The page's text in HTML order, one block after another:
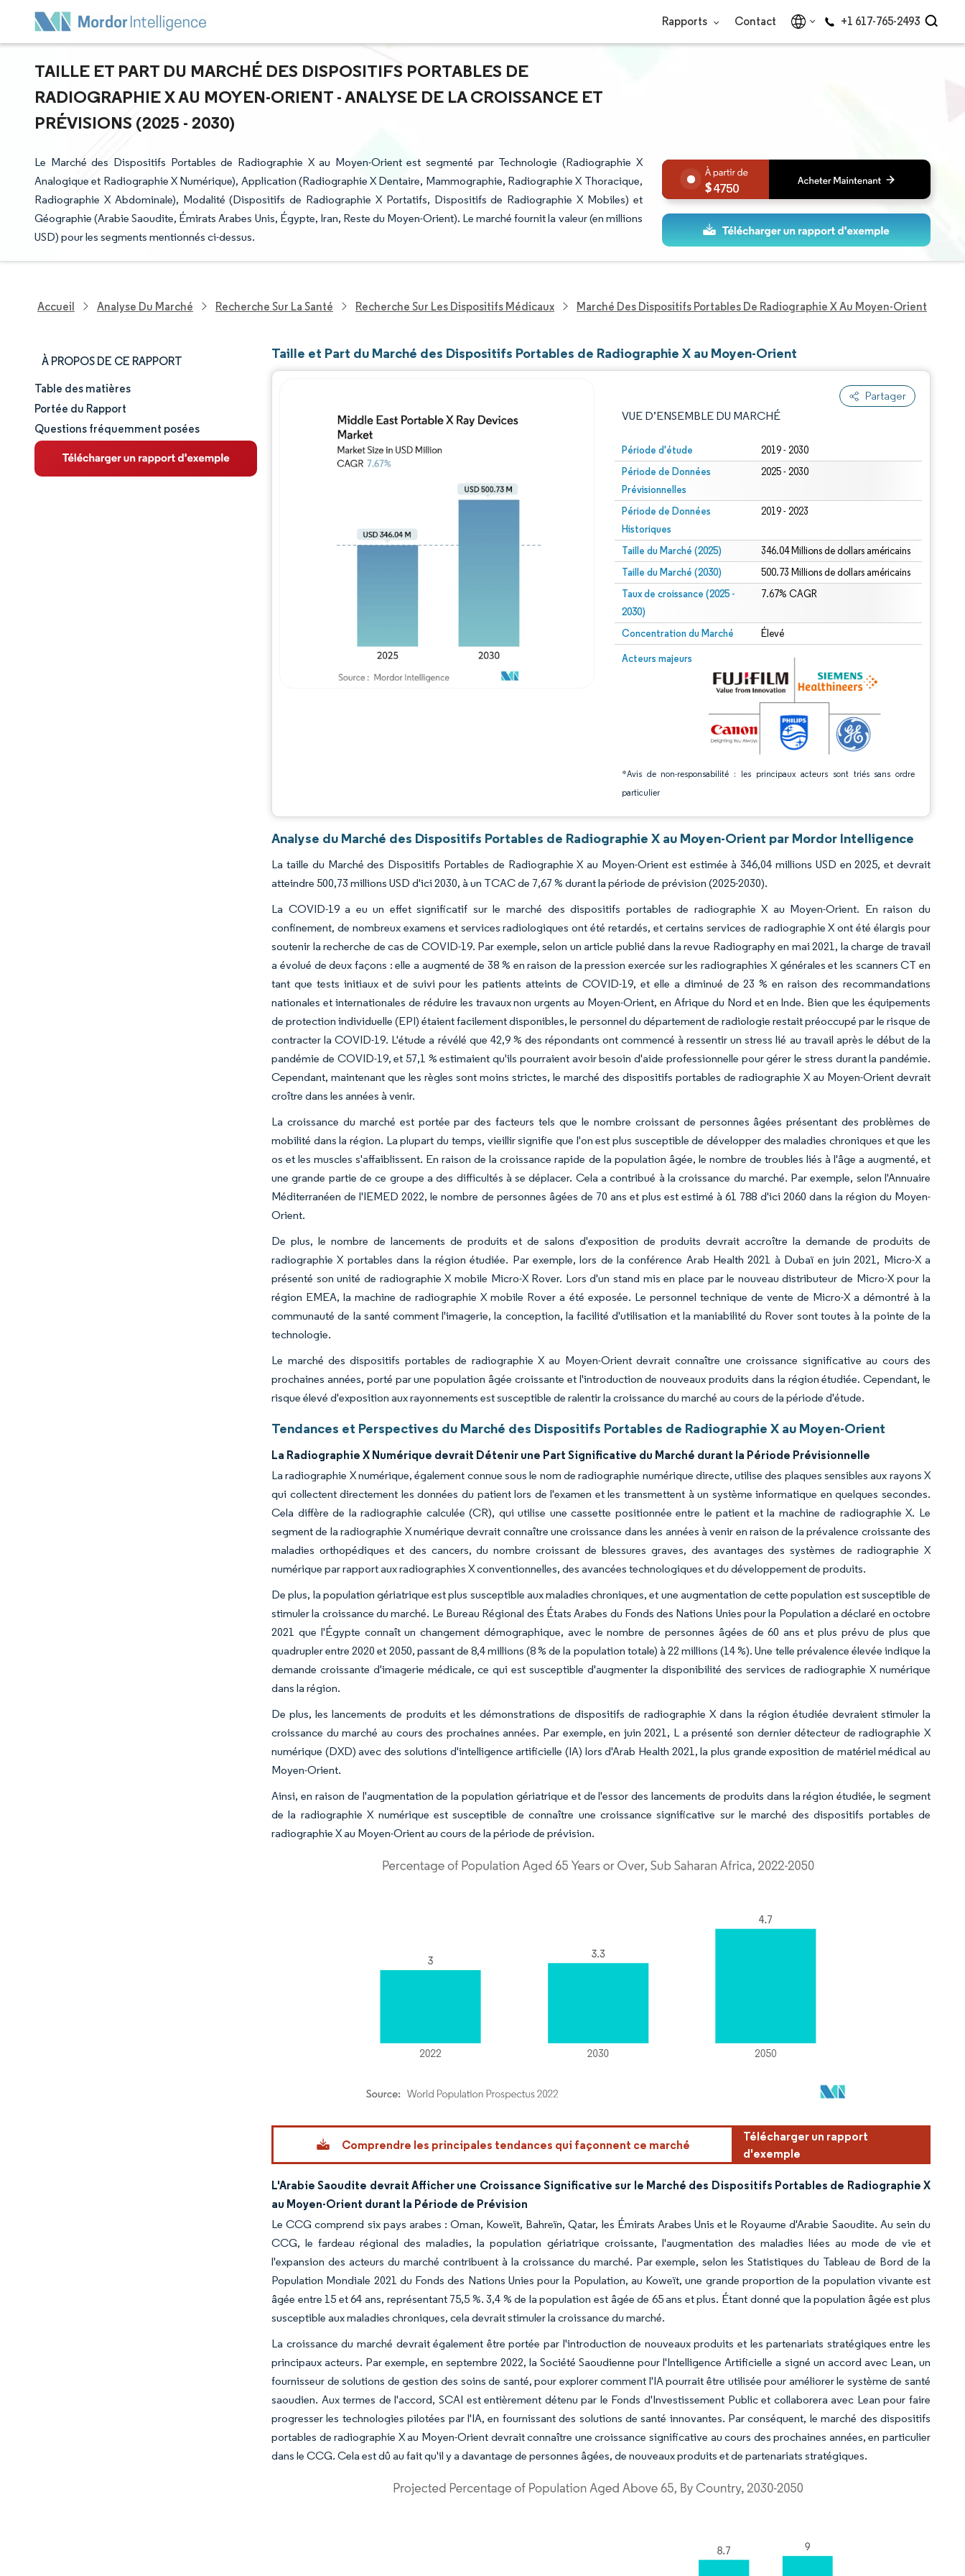
Rapports Contact +1 617-765-2493
TAILLE ET PART DU MARCHÉ DES DISPOSITIFS PORTABLES DE
RADIOGRAPHIE X AU MOYEN-ORIENT - ANALYSE DE LA CROISSANCE ET
PRÉVISIONS (2025 - 2030)
Le Marché des Dispositifs Portables de Radiographie X au Moyen-Orient est segmenté par Technologie (Radiographie X
Analogique et Radiographie X Numérique), Application (Radiographie X Dentaire, Mammographie, Radiographie X Thoracique,
Radiographie X Abdominale), Modalité (Dispositifs de Radiographie X Portatifs, Dispositifs de Radiographie X Mobiles) et
Géographie (Arabie Saoudite, Émirats Arabes Unis, Égypte, Iran, Reste du Moyen-Orient). Le marché fournit la valeur (en millions
USD) pour les segments mentionnés ci-dessus.
4750
Accueil Analyse Du Marché Recherche Sur La Santé Recherche Sur Les Dispositifs Médicaux Marché Des Dispositifs Portables De Radiographie X Au Moyen-Orient
À PROPOS DE CE RAPPORT
Taille et part de marché
Analyse du marché
Tendances et perspectives
Table des matières
Portée du Rapport
Questions fréquemment posées
Taille et Part du Marché des Dispositifs Portables de Radiographie X au Moyen-Orient
Partager
VUE D’ENSEMBLE DU MARCHÉ
Période d'étude 2019 - 2030
Période de Données
Prévisionnelles
2025 - 2030
Période de Données
Historiques
2019 - 2023
Taille du Marché (2025) 346.04 Millions de dollars américains
Taille du Marché (2030) 500.73 Millions de dollars américains
Taux de croissance (2025 -
2030)
7.67% CAGR
Concentration du Marché Élevé
Acteurs majeurs
*Avis de non-responsabilité : les principaux acteurs sont triés sans ordre
particulier
Image © Mordor Intelligence. La réutilisation nécessite une attribution sous CC BY 4.0.
Image © Mordor Intelligence. La réutilisation nécessite une attribution sous CC BY 4.0.
Analyse du Marché des Dispositifs Portables de Radiographie X au Moyen-Orient par Mordor Intelligence
La taille du Marché des Dispositifs Portables de Radiographie X au Moyen-Orient est estimée à 346,04 millions USD en 2025, et devrait
atteindre 500,73 millions USD d'ici 2030, à un TCAC de 7,67 % durant la période de prévision (2025-2030).
La COVID-19 a eu un effet significatif sur le marché des dispositifs portables de radiographie X au Moyen-Orient. En raison du
confinement, de nombreux examens et services radiologiques ont été retardés, et certains services de radiographie X ont été élargis pour
soutenir la recherche de cas de COVID-19. Par exemple, selon un article publié dans la revue Radiography en mai 2021, la charge de travail
a évolué de deux façons : elle a augmenté de 38 % en raison de la pression exercée sur les radiographies X générales et les scanners CT en
tant que tests initiaux et de suivi pour les patients atteints de COVID-19, et elle a diminué de 23 % en raison des recommandations
nationales et internationales de réduire les travaux non urgents au Moyen-Orient, en Afrique du Nord et en Inde. Bien que les équipements
de protection individuelle (EPI) étaient facilement disponibles, le personnel du département de radiologie restait préoccupé par le risque de
contracter la COVID-19. L'étude a révélé que 42,9 % des répondants ont commencé à ressentir un stress lié au travail après le début de la
pandémie de COVID-19, et 57,1 % estimaient qu'ils pourraient avoir besoin d'aide professionnelle pour gérer le stress durant la pandémie.
Cependant, maintenant que les règles sont moins strictes, le marché des dispositifs portables de radiographie X au Moyen-Orient devrait
croître dans les années à venir.
La croissance du marché est portée par des facteurs tels que le nombre croissant de personnes âgées présentant des problèmes de
mobilité dans la région. La plupart du temps, vieillir signifie que l'on est plus susceptible de développer des maladies chroniques et que les
os et les muscles s'affaiblissent. En raison de la croissance rapide de la population âgée, le nombre de troubles liés à l'âge a augmenté, et
une grande partie de ce groupe a des difficultés à se déplacer. Cela a contribué à la croissance du marché. Par exemple, selon l'Annuaire
Méditerranéen de l'IEMED 2022, le nombre de personnes âgées de 70 ans et plus est estimé à 61 788 d'ici 2060 dans la région du Moyen-
Orient.
De plus, le nombre de lancements de produits et de salons d'exposition de produits devrait accroître la demande de produits de
radiographie X portables dans la région étudiée. Par exemple, lors de la conférence Arab Health 2021 à Dubaï en juin 2021, Micro-X a
présenté son unité de radiographie X mobile Micro-X Rover. Lors d'un stand mis en place par le nouveau distributeur de Micro-X pour la
région EMEA, la machine de radiographie X mobile Rover a été exposée. Le personnel technique de vente de Micro-X a démontré à la
communauté de la santé comment l'imagerie, la conception, la facilité d'utilisation et la maniabilité du Rover sont toutes à la pointe de la
technologie.
Le marché des dispositifs portables de radiographie X au Moyen-Orient devrait connaître une croissance significative au cours des
prochaines années, porté par une population âgée croissante et l'introduction de nouveaux produits dans la région étudiée. Cependant, le
risque élevé d'exposition aux rayonnements est susceptible de ralentir la croissance du marché au cours de la période d'étude.
Tendances et Perspectives du Marché des Dispositifs Portables de Radiographie X au Moyen-Orient
La Radiographie X Numérique devrait Détenir une Part Significative du Marché durant la Période Prévisionnelle
La radiographie X numérique, également connue sous le nom de radiographie numérique directe, utilise des plaques sensibles aux rayons X
qui collectent directement les données du patient lors de l'examen et les transmettent à un système informatique en quelques secondes.
Cela diffère de la radiographie calculée (CR), qui utilise une cassette positionnée entre le patient et la machine de radiographie X. Le
segment de la radiographie X numérique devrait connaître une croissance dans les années à venir en raison de la prévalence croissante des
maladies orthopédiques et des cancers, du nombre croissant de blessures graves, des avantages des systèmes de radiographie X
numérique par rapport aux radiographies X conventionnelles, des avancées technologiques et du développement de produits.
De plus, la population gériatrique est plus susceptible aux maladies chroniques, et une augmentation de cette population est susceptible de
stimuler la croissance du marché. Le Bureau Régional des États Arabes du Fonds des Nations Unies pour la Population a déclaré en octobre
2021 que l'Égypte connaît un changement démographique, avec le nombre de personnes âgées de 60 ans et plus prévu de plus que
quadrupler entre 2020 et 2050, passant de 8,4 millions (8 % de la population totale) à 22 millions (14 %). Une telle prévalence élevée indique la
demande croissante d'imagerie médicale, ce qui est susceptible d'augmenter la disponibilité des services de radiographie X numérique
dans la région.
De plus, les lancements de produits et les démonstrations de dispositifs de radiographie X dans la région étudiée devraient stimuler la
croissance du marché au cours des prochaines années. Par exemple, en juin 2021, L a présenté son dernier détecteur de radiographie X
numérique (DXD) avec des solutions d'intelligence artificielle (IA) lors d'Arab Health 2021, la plus grande exposition de matériel médical au
Moyen-Orient.
Ainsi, en raison de l'augmentation de la population gériatrique et de l'essor des lancements de produits dans la région étudiée, le segment
de la radiographie X numérique est susceptible de connaître une croissance significative sur le marché des dispositifs portables de
radiographie X au Moyen-Orient au cours de la période de prévision.
Image © Mordor Intelligence. La réutilisation nécessite une attribution sous CC BY 4.0.
Comprendre les principales tendances qui façonnent ce marché
Télécharger un rapport
d'exemple
L'Arabie Saoudite devrait Afficher une Croissance Significative sur le Marché des Dispositifs Portables de Radiographie X
au Moyen-Orient durant la Période de Prévision
Le CCG comprend six pays arabes : Oman, Koweït, Bahreïn, Qatar, les Émirats Arabes Unis et le Royaume d'Arabie Saoudite. Au sein du
CCG, le fardeau régional des maladies, la population gériatrique croissante, l'augmentation des maladies liées au mode de vie et
l'expansion des acteurs du marché contribuent à la croissance du marché. Par exemple, selon les Statistiques du Tableau de Bord de la
Population Mondiale 2021 du Fonds des Nations Unies pour la Population, au Koweït, une grande proportion de la population vivante est
âgée entre 15 et 64 ans, représentant 75,5 %. 3,4 % de la population est âgée de 65 ans et plus. Étant donné que la population âgée est plus
susceptible aux maladies chroniques, cela devrait stimuler la croissance du marché.
La croissance du marché devrait également être portée par l'introduction de nouveaux produits et les partenariats stratégiques entre les
principaux acteurs. Par exemple, en septembre 2022, la Société Saoudienne pour l'Intelligence Artificielle a signé un accord avec Lean, un
fournisseur de solutions de gestion des soins de santé, pour explorer comment l'IA pourrait être utilisée pour améliorer le système de santé
saoudien. Aux termes de l'accord, SCAI est entièrement détenu par le Fonds d'Investissement Public et collaborera avec Lean pour faire
progresser les technologies pilotées par l'IA, en fournissant des solutions de santé innovantes. Par conséquent, le marché des dispositifs
portables de radiographie X au Moyen-Orient devrait connaître une croissance significative au cours des prochaines années, en particulier
dans le CCG. Cela est dû au fait qu'il y a davantage de personnes âgées, de nouveaux produits et de partenariats stratégiques.